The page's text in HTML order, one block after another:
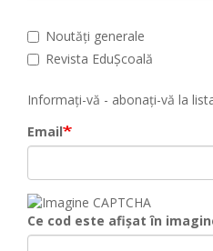
Noutăți generale
Revista EduȘcoală
Informați-vă - abonați-vă la
Email
Ce cod este afișat în